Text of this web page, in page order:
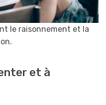
le raisonnement et la
et à